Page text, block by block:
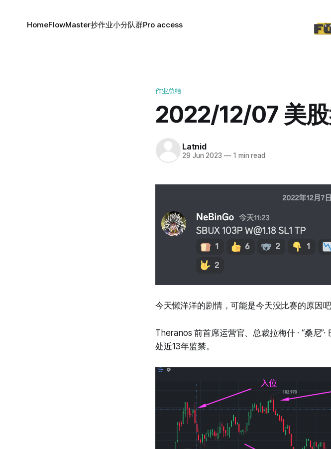
HomeFlowMaster抄作业小分队群Pro access
作业总结
2022/12/07 美
Latnid
29 Jun 2023 —1 min read
今天懒洋洋的剧情，可能是今天没比赛的原因吧
Theranos 前首席运营官、总裁拉梅什 · “桑尼
处近13年监禁。